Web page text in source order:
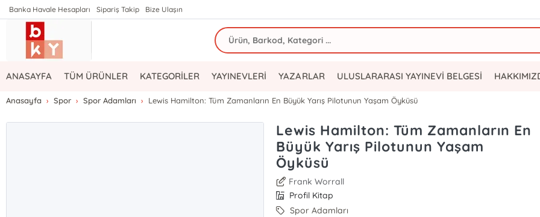
Banka Havale Hesapları Sipariş Takip Bize Ulaşın
ANASAYFA TÜM ÜRÜNLER KATEGORİLER YAYINEVLERİ YAZARLAR ULUSLARARASI YAYINEVİ BELGESİ
Anasayfa Spor Spor Adamları Lewis Hamilton: Tüm Zamanların En Büyük Yarış Pilotunun Yaşam Öyküsü
Lewis Hamilton: Tüm Zamanların En
Büyük Yarış Pilotunun Yaşam
Öyküsü
Frank Worrall
Profil Kitap
Spor Adamları